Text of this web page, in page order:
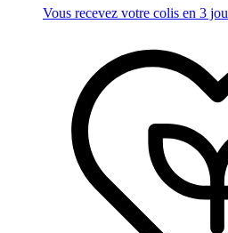
Vous recevez votre colis en 3